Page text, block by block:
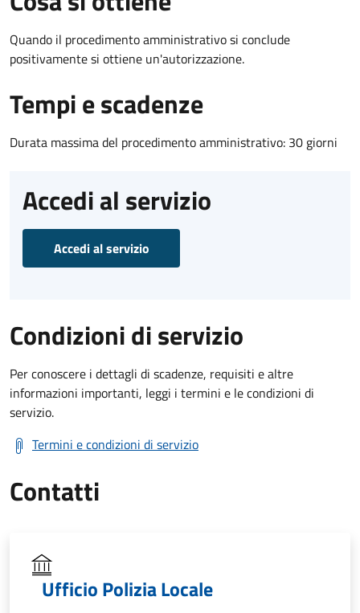
Quando il procedimento amministrativo si conclude
positivamente si ottiene un'autorizzazione.
Tempi e scadenze
Durata massima del procedimento amministrativo: 30 giorni
Accedi al servizio
Accedi al servizio
Condizioni di servizio
Per conoscere i dettagli di scadenze, requisiti e altre
informazioni importanti, leggi i termini e le condizioni di
servizio.
Termini e condizioni di servizio
Contatti
Ufficio Polizia Locale